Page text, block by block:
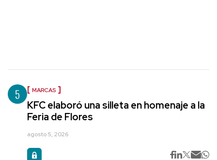
5 MARCAS
KFC elaboró una silleta en homenaje a la
Feria de Flores
agosto 5, 2026